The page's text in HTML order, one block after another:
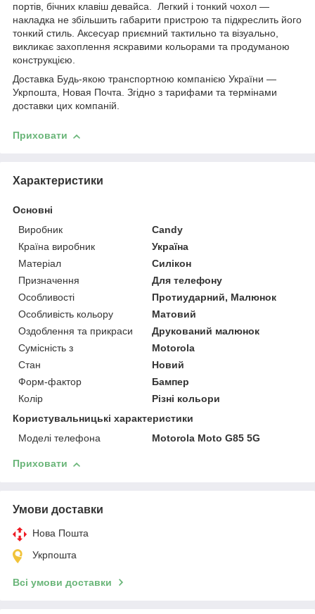
портів, бічних клавіш девайса. Легкий і тонкий чохол —
накладка не збільшить габарити пристрою та підкреслить його
тонкий стиль. Аксесуар приємний тактильно та візуально,
викликає захоплення яскравими кольорами та продуманою
конструкцією.
Доставка Будь-якою транспортною компанією України —
Укрпошта, Новая Почта. Згідно з тарифами та термінами
доставки цих компаній.
Приховати
Характеристики
Основні
Виробник
Candy
Країна виробник
Україна
Матеріал
Силікон
Призначення
Для телефону
Особливості
Протиударний, Малюнок
Особливість кольору
Матовий
Оздоблення та прикраси
Друкований малюнок
Сумісність з
Motorola
Стан
Новий
Форм-фактор
Бампер
Колір
Різні кольори
Користувальницькі характеристики
Моделі телефона
Motorola Moto G85 5G
Приховати
Умови доставки
Нова Пошта
Укрпошта
Всі умови доставки